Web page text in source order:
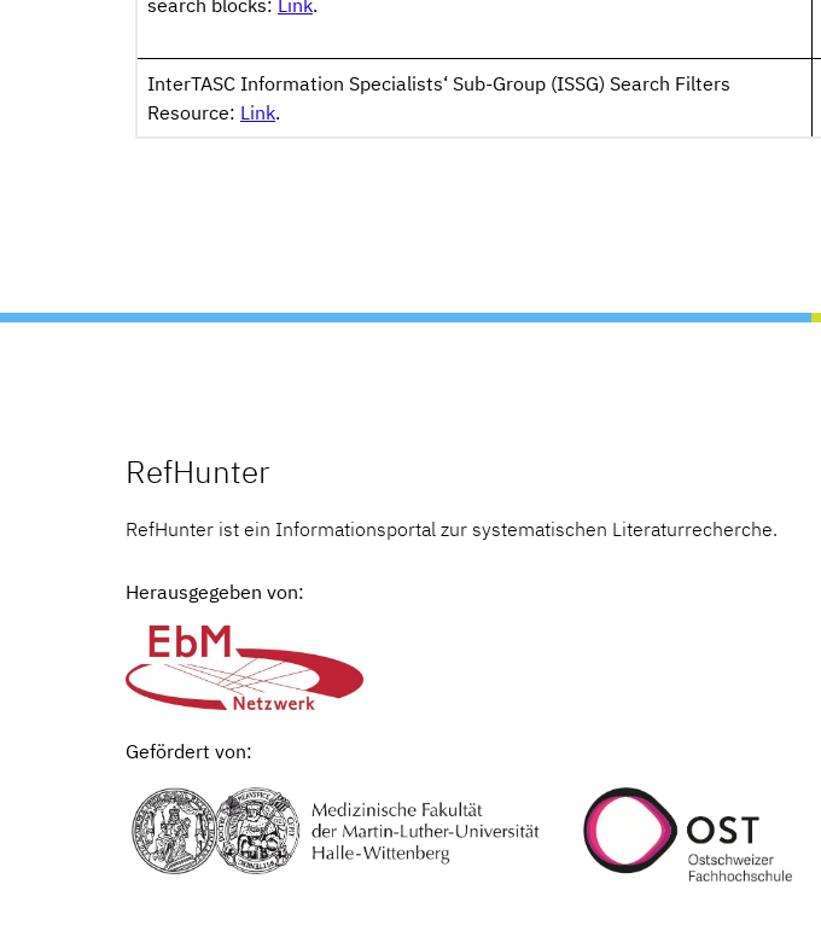
search blocks: Link.
InterTASC Information Specialists‘ Sub-Group (ISSG) Search Filters
Resource: Link.
RefHunter
RefHunter ist ein Informationsportal zur systematischen Literaturrecherche.
Herausgegeben von:
Gefördert von: